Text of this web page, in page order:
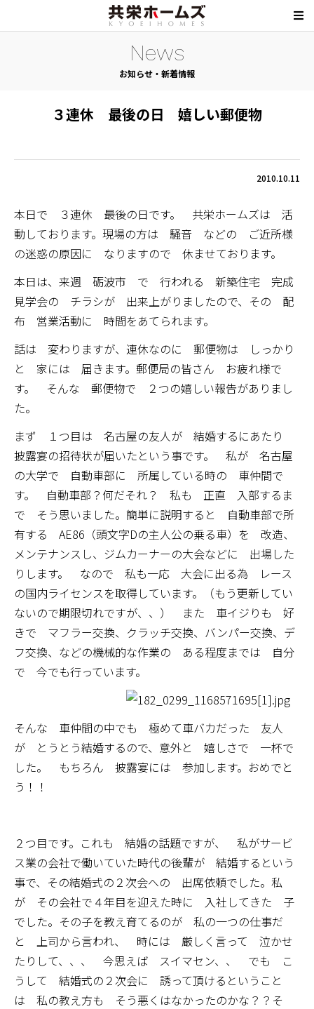
News
お知らせ・新着情報
３連休 最後の日 嬉しい郵便物
2010.10.11
本日で ３連休 最後の日です。 共栄ホームズは 活
動しております。現場の方は 騒音 などの ご近所様
の迷惑の原因に なりますので 休ませております。
本日は、来週 砺波市 で 行われる 新築住宅 完成
見学会の チラシが 出来上がりましたので、その 配
布 営業活動に 時間をあてられます。
話は 変わりますが、連休なのに 郵便物は しっかり
と 家には 届きます。郵便局の皆さん お疲れ様で
す。 そんな 郵便物で ２つの嬉しい報告がありまし
た。
まず １つ目は 名古屋の友人が 結婚するにあたり
披露宴の招待状が届いたという事です。 私が 名古屋
の大学で 自動車部に 所属している時の 車仲間で
す。 自動車部？何だそれ？ 私も 正直 入部するま
で そう思いました。簡単に説明すると 自動車部で所
有する AE86（頭文字Dの主人公の乗る車）を 改造、
メンテナンスし、ジムカーナーの大会などに 出場した
りします。 なので 私も一応 大会に出る為 レース
の国内ライセンスを取得しています。（もう更新してい
ないので期限切れですが、、） また 車イジりも 好
きで マフラー交換、クラッチ交換、バンパー交換、デ
フ交換、などの機械的な作業の ある程度までは 自分
で 今でも行っています。
そんな 車仲間の中でも 極めて車バカだった 友人
が とうとう結婚するので、意外と 嬉しさで 一杯で
した。 もちろん 披露宴には 参加します。おめでと
う！！
２つ目です。これも 結婚の話題ですが、 私がサービ
ス業の会社で働いていた時代の後輩が 結婚するという
事で、その結婚式の２次会への 出席依頼でした。私
が その会社で４年目を迎えた時に 入社してきた 子
でした。その子を教え育てるのが 私の一つの仕事だ
と 上司から言われ、 時には 厳しく言って 泣かせ
たりして、、、 今思えば スイマセン、、 でも こ
うして 結婚式の２次会に 誘って頂けるということ
は 私の教え方も そう悪くはなかったのかな？？そ